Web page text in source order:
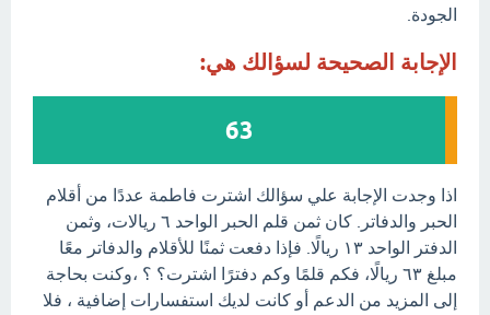
الجودة.
الإجابة الصحيحة لسؤالك هي:
63
اذا وجدت الإجابة علي سؤالك اشترت فاطمة عددًا من أقلام
الحبر والدفاتر. كان ثمن قلم الحبر الواحد ٦ ريالات، وثمن
الدفتر الواحد ١٣ ريالًا. فإذا دفعت ثمنًا للأقلام والدفاتر معًا
مبلغ ٦٣ ريالًا، فكم قلمًا وكم دفترًا اشترت؟ ؟ ،وكنت بحاجة
إلى المزيد من الدعم أو كانت لديك استفسارات إضافية ، فلا